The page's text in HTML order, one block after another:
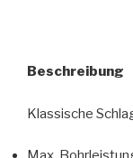
Beschreibung
Klassische